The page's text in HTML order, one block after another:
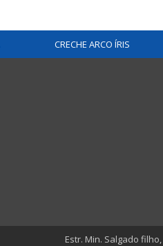
CRECHE ARCO ÍRIS
Estr. Min. Salgado